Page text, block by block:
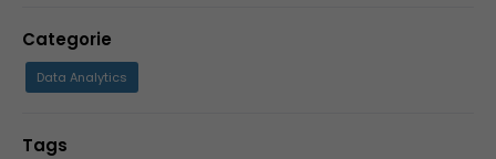
Categorie
Data Analytics
Tags